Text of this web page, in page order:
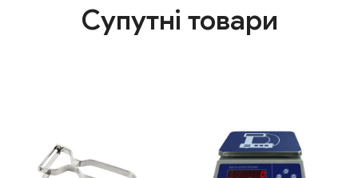
Супутні товари